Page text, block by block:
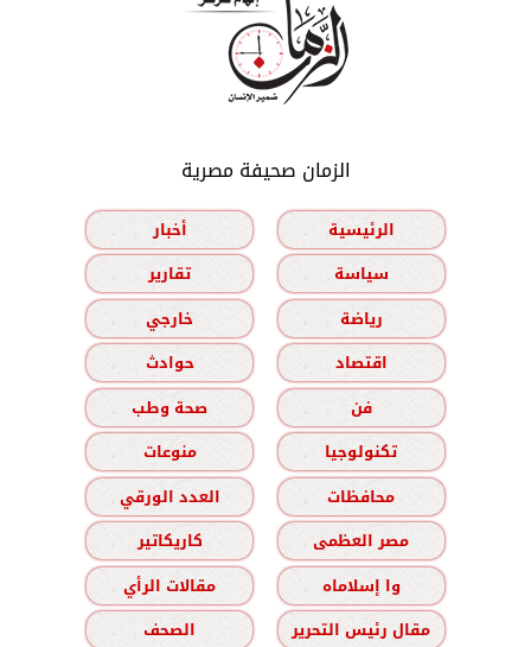
الزمان صحيفة مصرية
الرئيسية
أخبار
سياسة
تقارير
رياضة
خارجي
اقتصاد
حوادث
فن
صحة وطب
تكنولوجيا
منوعات
محافظات
العدد الورقي
مصر العظمى
كاريكاتير
وا إسلاماه
مقالات الرأي
مقال رئيس التحرير
الصحف